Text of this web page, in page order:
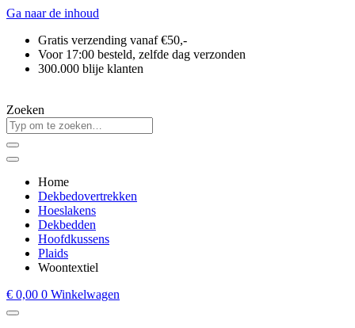
Ga naar de inhoud
Gratis verzending vanaf €50,-
Voor 17:00 besteld, zelfde dag verzonden
300.000 blije klanten
Zoeken
Home
Dekbedovertrekken
Hoeslakens
Dekbedden
Hoofdkussens
Plaids
Woontextiel
€ 0,00 0 Winkelwagen